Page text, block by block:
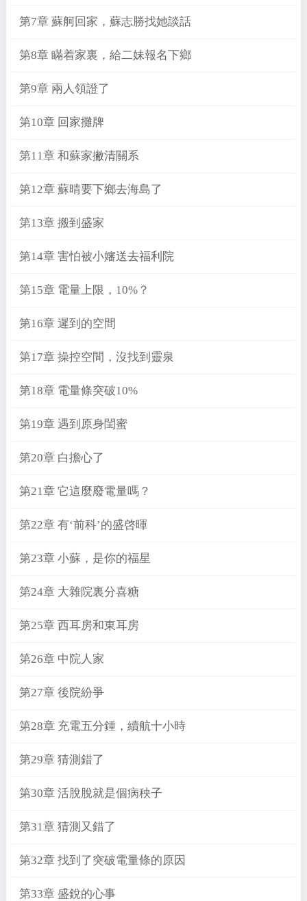
第7章 蘇舸回家，蘇志勝找她談話
第8章 瞞着家裏，給二妹報名下鄉
第9章 兩人領證了
第10章 回家攤牌
第11章 和蘇家撇清關系
第12章 蘇晴要下鄉去海島了
第13章 搬到盛家
第14章 害怕被小嬸送去福利院
第15章 電量上限，10%？
第16章 遲到的空間
第17章 操控空間，沒找到靈泉
第18章 電量條突破10%
第19章 遇到原身閨蜜
第20章 白擔心了
第21章 它這麼廢電量嗎？
第22章 有‘前科’的盛啓暉
第23章 小蘇，是你的福星
第24章 大雜院裏分喜糖
第25章 西耳房和東耳房
第26章 中院人家
第27章 後院紛爭
第28章 充電五分鍾，續航十小時
第29章 猜測錯了
第30章 活脫脫就是個病秧子
第31章 猜測又錯了
第32章 找到了突破電量條的原因
第33章 盛銳的心事